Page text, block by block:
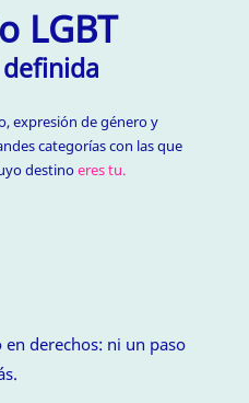
LGBT
expresión de género y
categorías con las que
destinoeres tu.
en derechos: ni un paso